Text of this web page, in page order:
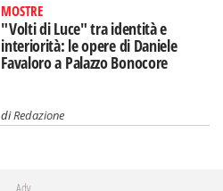
MOSTRE
"Volti di Luce" tra identità e
interiorità: le opere di Daniele
Favaloro a Palazzo Bonocore
diRedazione